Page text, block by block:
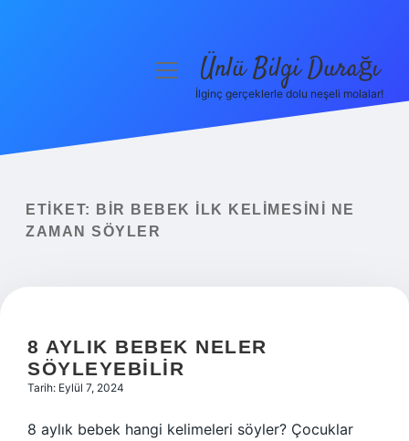
Yasal Uyarı
menüyüÜnlü Bilgi Durağı
İlginç gerçeklerle dolu neşeli molalar!
ETIKET:
BIR BEBEK ILK KELIMESINI NE
ZAMAN SÖYLER
8 AYLIK BEBEK NELER
SÖYLEYEBILIR
Tarih: Eylül 7, 2024
8 aylık bebek hangi kelimeleri söyler? Çocuklar